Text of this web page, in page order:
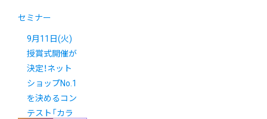
セミナー
9月11日(火)
授賞式開催が
決定！ネット
ショップNo.1
を決めるコン
テスト「カラ